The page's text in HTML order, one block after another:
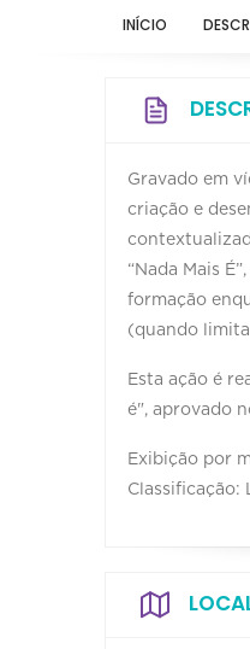
INÍCIO
Gravado em
criação e
“Nada Mais
formação
(quando
Esta ação é
é", aprovado
Exibição por
Classificação: